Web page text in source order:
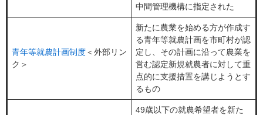
中間管理機構に指定された
青年等就農計画制度＜外部リン
ク＞
新たに農業を始める方が作成す
る青年等就農計画を市町村が認
定し、その計画に沿って農業を
営む認定新規就農者に対して重
点的に支援措置を講じようとす
るもの
49歳以下の就農希望者を新た